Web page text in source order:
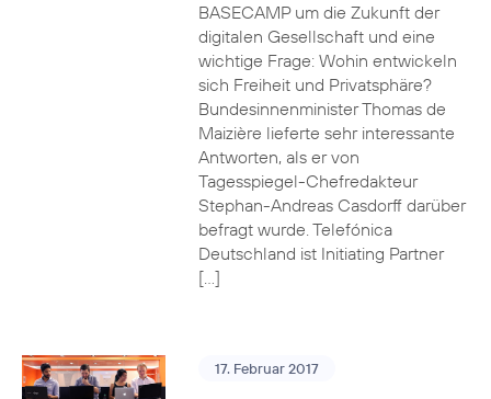
BASECAMP um die Zukunft der
digitalen Gesellschaft und eine
wichtige Frage: Wohin entwickeln
sich Freiheit und Privatsphäre?
Bundesinnenminister Thomas de
Maizière lieferte sehr interessante
Antworten, als er von
Tagesspiegel-Chefredakteur
Stephan-Andreas Casdorff darüber
befragt wurde. Telefónica
Deutschland ist Initiating Partner
[…]
17. Februar 2017